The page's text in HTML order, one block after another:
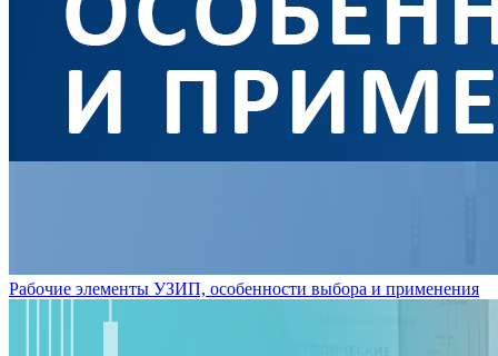
Рабочие элементы УЗИП, особенности выбора и применения